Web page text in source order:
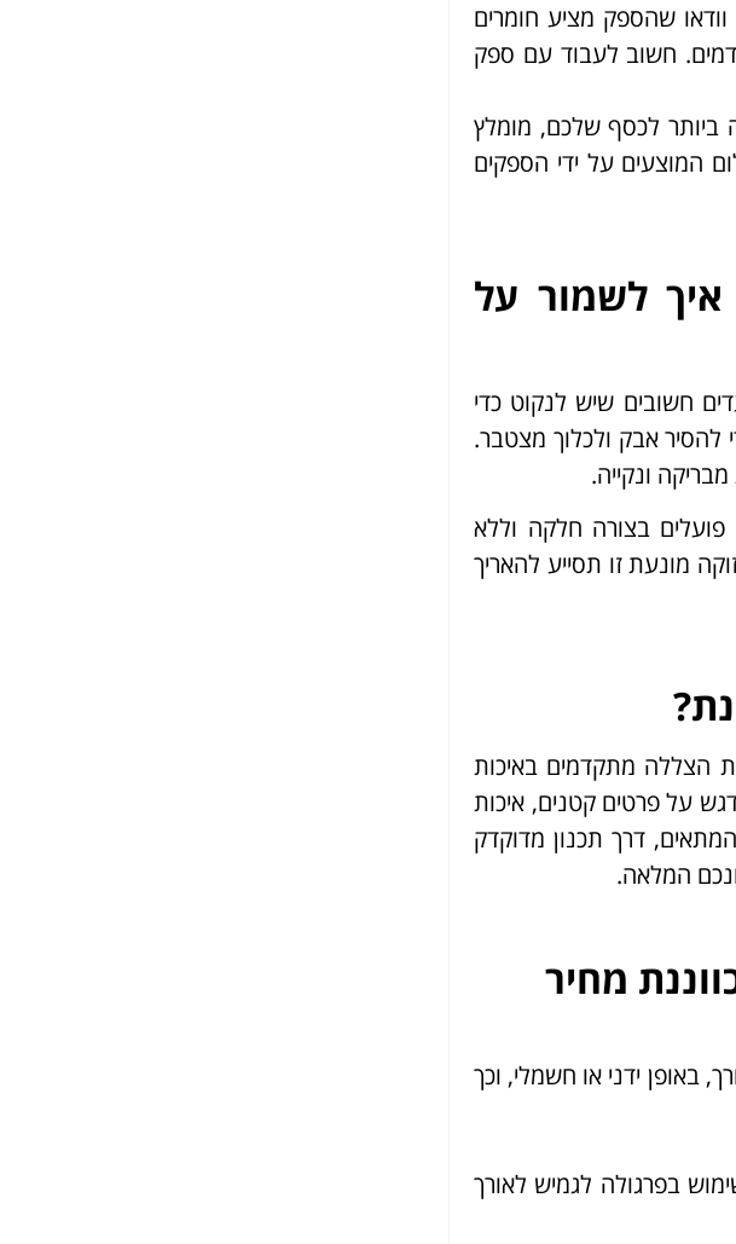
שהספק מציע חומרים
חשוב לעבוד עם ספק
לכסף שלכם, מומלץ
המוצעים על ידי הספקים
איך לשמור על
חשובים שיש לנקוט כדי
להסיר אבק ולכלוך מצטבר.
ונקייה.
פועלים בצורה חלקה וללא
מונעת זו תסייע להאריך
הצללה מתקדמים באיכות
על פרטים קטנים, איכות
דרך תכנון מדוקדק
המלאה.
מחיר
באופן ידני או חשמלי, וכך
בפרגולה לגמיש לאורך